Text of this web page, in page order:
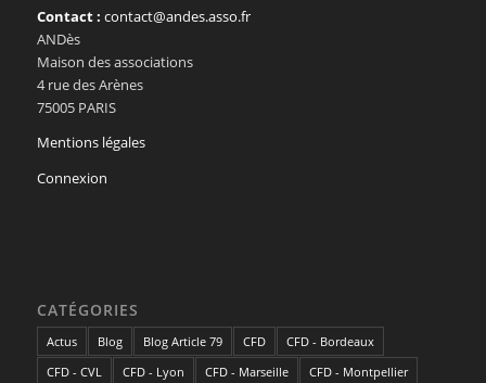
Contact : contact@andes.asso.fr
ANDès
Maison des associations
4 rue des Arènes
75005 PARIS
Mentions légales
Connexion
CATÉGORIES
Actus Blog Blog Article 79 CFD
CFD - Bordeaux
CFD - CVL
CFD - Lyon CFD - Marseille CFD - Montpellier